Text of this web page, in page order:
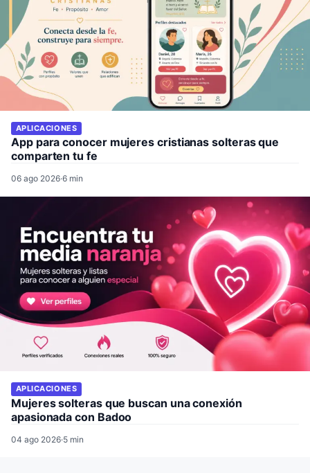
APLICACIONES
App para conocer mujeres cristianas solteras que
comparten tu fe
06 ago 2026·6 min
APLICACIONES
Mujeres solteras que buscan una conexión
apasionada con Badoo
04 ago 2026·5 min